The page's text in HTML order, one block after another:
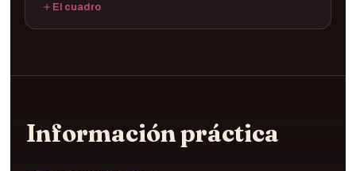
El cuadro
Baile · Aitana Rousseau
Guitarra ·
Información práctica